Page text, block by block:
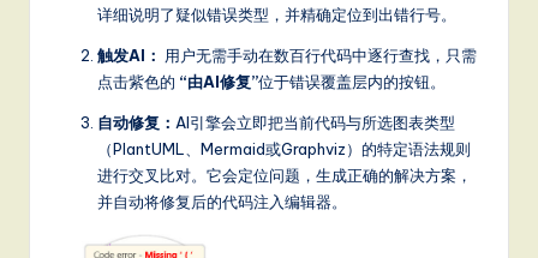
详细说明了疑似错误类型，并精确定位到出错行号。
触发AI： 用户无需手动在数百行代码中逐行查找，只需
点击紫色的 “由AI修复”位于错误覆盖层内的按钮。
自动修复： AI引擎会立即把当前代码与所选图表类型
（PlantUML、Mermaid或Graphviz）的特定语法规则
进行交叉比对。它会定位问题，生成正确的解决方案，
并自动将修复后的代码注入编辑器。